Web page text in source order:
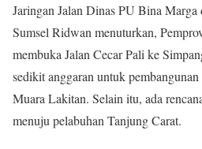
Jaringan Jalan Dinas PU Bina Marga
Sumsel Ridwan menuturkan,
membuka Jalan Cecar Pali ke
sedikit anggaran untuk
Muara Lakitan. Selain itu, ada
menuju pelabuhan Tanjung Carat.